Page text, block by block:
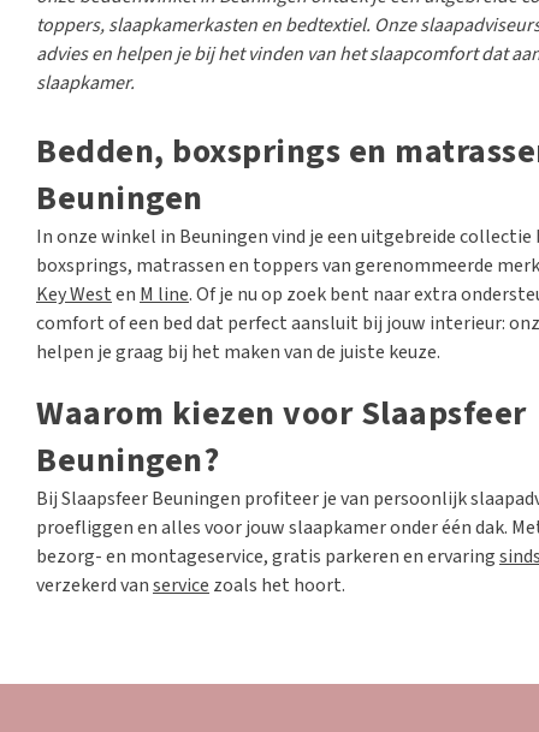
toppers, slaapkamerkasten en bedtextiel. Onze
advies en helpen je bij het vinden van het slaapcomfort dat
slaapkamer.
Bedden, boxsprings en
Beuningen
In onze winkel in Beuningen vind je een uitgebreide collectie
boxsprings, matrassen en toppers van gerenommeerde
Key Westen M line. Of je nu op zoek bent naar extra
comfort of een bed dat perfect aansluit bij jouw interieur:
helpen je graag bij het maken van de juiste keuze.
Waarom kiezen voor Slaapsfeer
Beuningen?
Bij Slaapsfeer Beuningen profiteer je van persoonlijk
proefliggen en alles voor jouw slaapkamer onder één dak.
bezorg- en montageservice, gratis parkeren en ervaring
verzekerd vanservice zoals het hoort.